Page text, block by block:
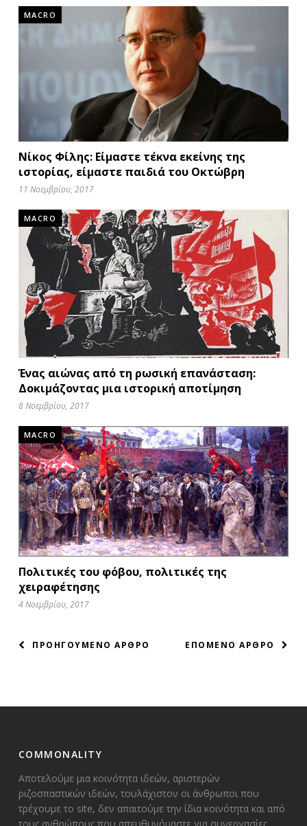
MACRO
Νίκος Φίλης: Είμαστε τέκνα εκείνης της
ιστορίας, είμαστε παιδιά του Οκτώβρη
11 Νοεμβρίου, 2017
MACRO
Ένας αιώνας από τη ρωσική επανάσταση:
Δοκιμάζοντας μια ιστορική αποτίμηση
8 Νοεμβρίου, 2017
MACRO
Πολιτικές του φόβου, πολιτικές της
χειραφέτησης
4 Νοεμβρίου, 2017
ΠΛΟΗΓΗΣΗ
ΕΠΟΜΕΝΟ ΑΡΘΡΟ
ΠΡΟΗΓΟΥΜΕΝΟ ΑΡΘΡΟ
COMMONALITY
Αποτελούμε μια κοινότητα ιδεών, αριστερών
ριζοσπαστικών ιδεών, τουλάχιστον οι άνθρωποι που
τρέχουμε το site, δεν απαιτούμε την ίδια κοινότητα και από